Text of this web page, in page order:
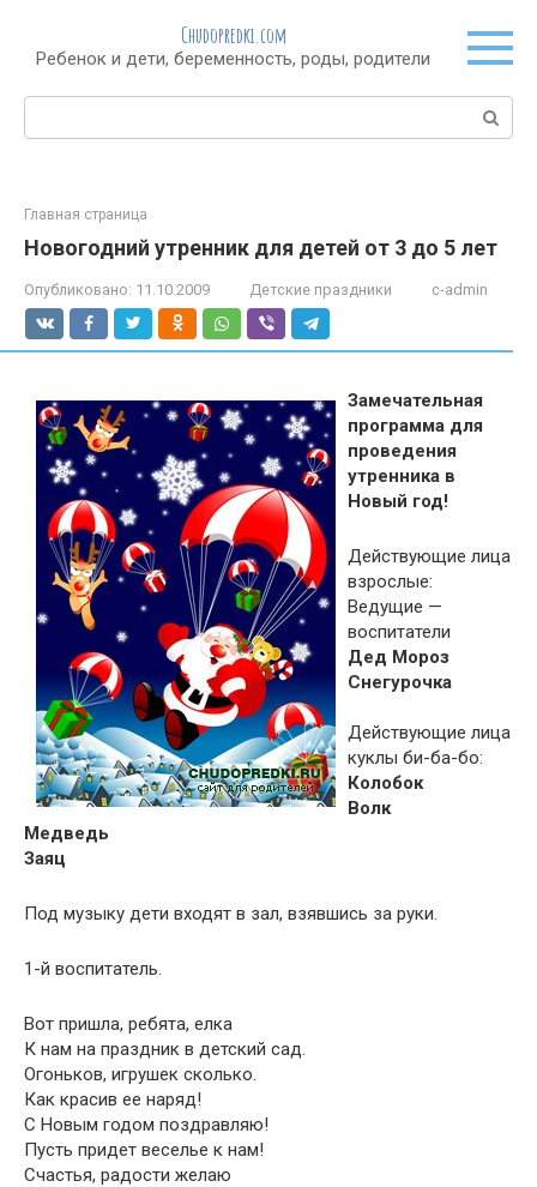
контенту
Chudopredki.com
Ребенок и дети, беременность, роды, родители
Поиск:
Главная страница
Новогодний утренник для детей от 3 до 5 лет
Опубликовано: 11.10.2009 Детские праздники c-admin
Замечательная
программа для
проведения
утренника в
Новый год!
Действующие лица
взрослые:
Ведущие —
воспитатели
Дед Мороз
Снегурочка
Действующие лица
куклы би-ба-бо:
Колобок
Волк
Медведь
Заяц
Под музыку дети входят в зал, взявшись за руки.
1-й воспитатель.
Вот пришла, ребята, елка
К нам на праздник в детский сад.
Огоньков, игрушек сколько.
Как красив ее наряд!
С Новым годом поздравляю!
Пусть придет веселье к нам!
Счастья, радости желаю